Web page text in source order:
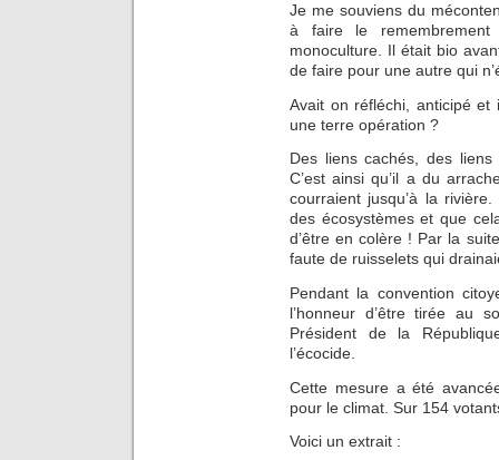
Je me souviens du
à faire le
monoculture. Il était bio
de faire pour une autre qui
Avait on réfléchi, anticipé
une terre opération ?
Des liens cachés, des
C’est ainsi qu’il a du
courraient jusqu’à la
des écosystèmes et que
d’être en colère ! Par la
faute de ruisselets qui
Pendant la convention
l’honneur d’être tirée au
Président de la
l’écocide.
Cette mesure a été
pour le climat. Sur 154
Voici un extrait :